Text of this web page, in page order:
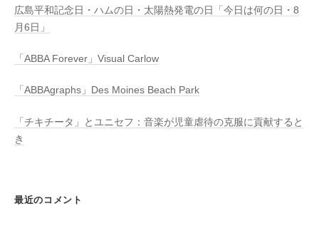
広島平和記念日・ハムの日・太陽熱発電の日「今日は何の日・8
月6日」
「ABBA Forever」Visual Carlow
「ABBAgraphs」Des Moines Beach Park
「チキチータ」とユニセフ：音楽が児童虐待の克服に貢献すると
き
最近のコメント